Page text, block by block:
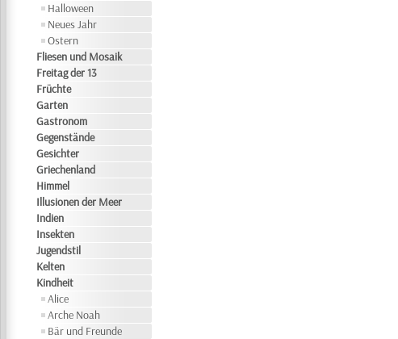
Halloween
Neues Jahr
Ostern
Fliesen und Mosaik
Freitag der 13
Früchte
Garten
Gastronom
Gegenstände
Gesichter
Griechenland
Himmel
Illusionen der Meer
Indien
Insekten
Jugendstil
Kelten
Kindheit
Alice
Arche Noah
Bär und Freunde